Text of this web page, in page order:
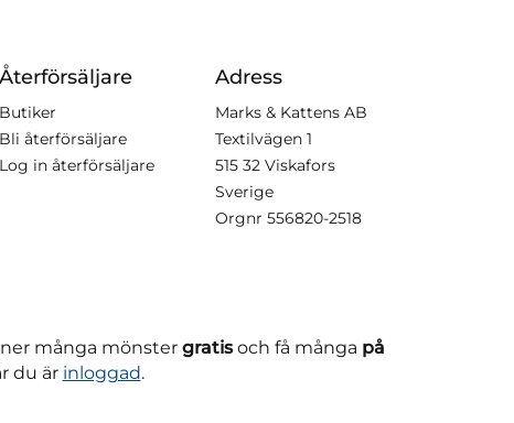
Återförsäljare
Butiker
Bli återförsäljare
Log in återförsäljare
Adress
Marks & Kattens AB
Textilvägen 1
515 32 Viskafors
Sverige
Orgnr 556820-2518
många mönster gratisoch få många på
du är inloggad.